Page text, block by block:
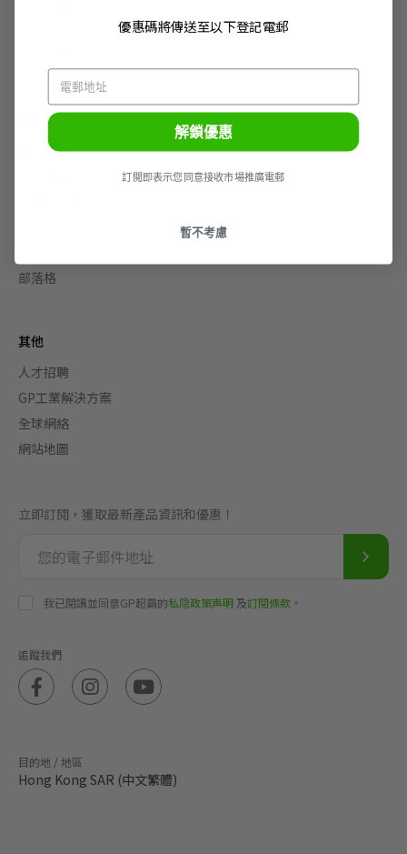
探索更多GP
品牌故事
部落格
其他
人才招聘
GP工業解決方案
全球網絡
網站地圖
立即訂閱，獲取最新產品資訊和優惠！
我已閱讀並同意GP超霸的私隐政策声明 及訂閱條款 。
追蹤我們
目的地 / 地區
Hong Kong SAR (中文繁體)
優惠碼將傳送至以下登記電郵
解鎖優惠
訂閲即表示您同意接收市場推廣電郵
暫不考慮